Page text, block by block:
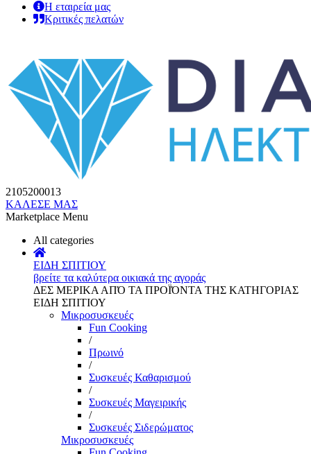
Η εταιρεία μας
Κριτικές πελατών
2105200013
ΚΑΛΕΣΕ ΜΑΣ
Marketplace Menu
All categories
ΕΙΔΗ ΣΠΙΤΙΟΥ
βρείτε τα καλύτερα οικιακά της αγοράς
ΔΕΣ ΜΕΡΙΚΑ ΑΠΌ ΤΑ ΠΡΟΪΌΝΤΑ ΤΗΣ ΚΑΤΗΓΟΡΙΑΣ
ΕΙΔΗ ΣΠΙΤΙΟΥ
Μικροσυσκευές
Fun Cooking
/
Πρωινό
/
Συσκευές Καθαρισμού
/
Συσκευές Μαγειρικής
/
Συσκευές Σιδερώματος
Μικροσυσκευές